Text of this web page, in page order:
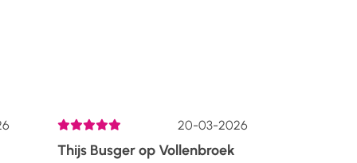
20-03-2026
Thijs Busger op Vollenbroek